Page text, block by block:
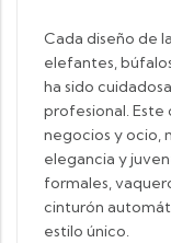
Cada diseño de
elefantes,
ha sido
profesional.
negocios y ocio,
elegancia y
formales,
cinturón
estilo único.